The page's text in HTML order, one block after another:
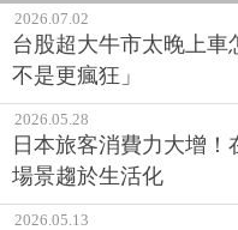
2026.07.02
台股超大牛市太晚上車
不是更瘋狂」
2026.05.28
日本旅客消費力大增！
場景趨於生活化
2026.05.13